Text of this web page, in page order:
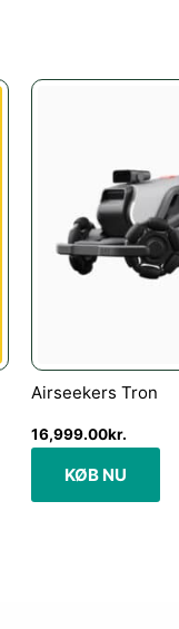
Airseekers Tron
16,999.00kr.
KØB NU